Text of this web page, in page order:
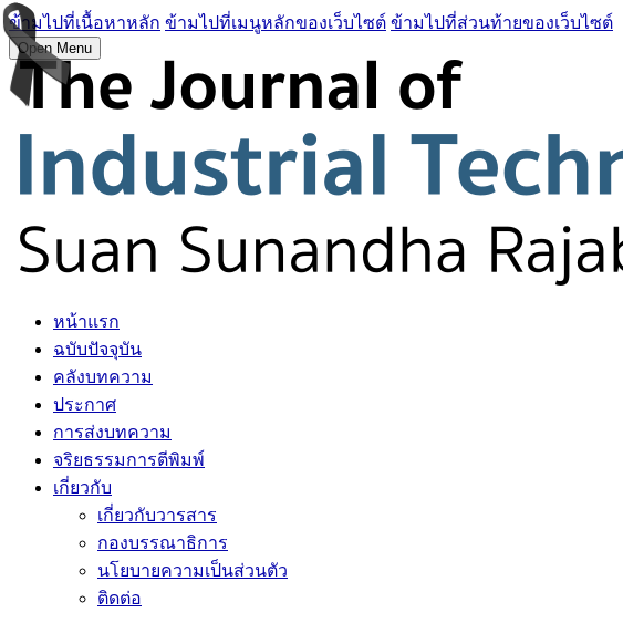
ข้ามไปที่เนื้อหาหลัก ข้ามไปที่เมนูหลักของเว็บไซต์ ข้ามไปที่ส่วนท้ายของเว็บไซต์
Open Menu
หน้าแรก
ฉบับปัจจุบัน
คลังบทความ
ประกาศ
การส่งบทความ
จริยธรรมการตีพิมพ์
เกี่ยวกับ
เกี่ยวกับวารสาร
กองบรรณาธิการ
นโยบายความเป็นส่วนตัว
ติดต่อ